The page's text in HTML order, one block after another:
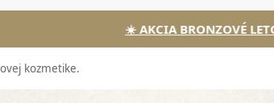
☀️ AKCIA BRONZOVÉ LETO na
kozmetike.